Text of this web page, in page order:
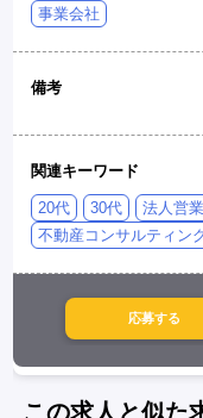
事業会社
備考
関連キーワード
20代 30代 法人営業
不動産コンサルティン
この求人と似た